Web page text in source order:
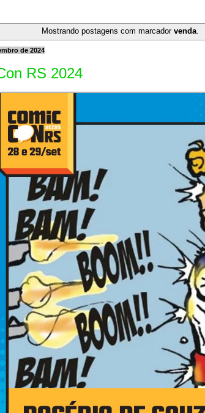
Mostrando postagens com marcador venda.
de 2024
RS 2024